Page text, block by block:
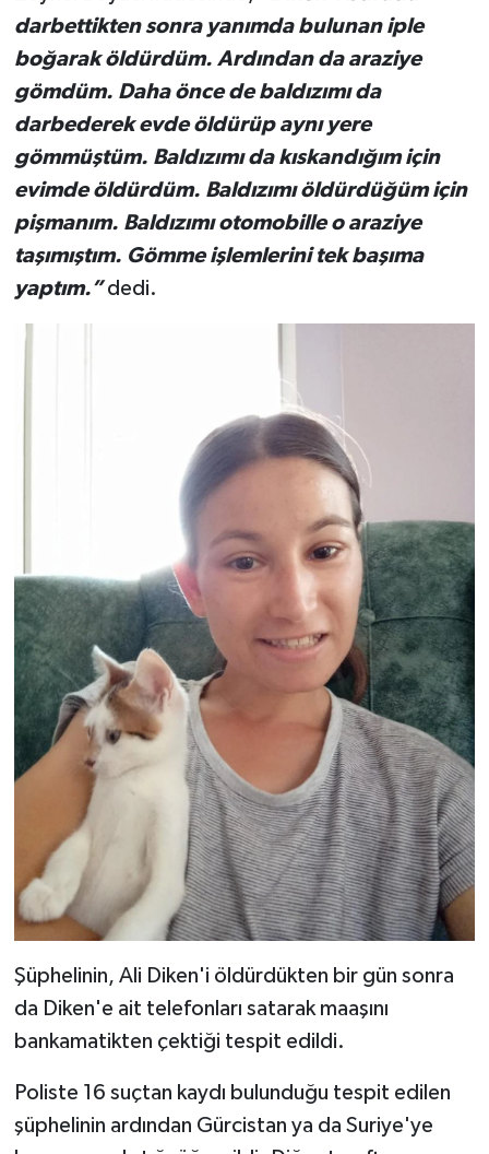
darbettikten sonra yanımda bulunan iple
boğarak öldürdüm. Ardından da araziye
gömdüm. Daha önce de baldızımı da
darbederek evde öldürüp aynı yere
gömmüştüm. Baldızımı da kıskandığım için
evimde öldürdüm. Baldızımı öldürdüğüm için
pişmanım. Baldızımı otomobille o araziye
taşımıştım. Gömme işlemlerini tek başıma
yaptım.”dedi.
Şüphelinin, Ali Diken'i öldürdükten bir gün sonra
da Diken'e ait telefonları satarak maaşını
bankamatikten çektiği tespit edildi.
Poliste 16 suçtan kaydı bulunduğu tespit edilen
şüphelinin ardından Gürcistan ya da Suriye'ye